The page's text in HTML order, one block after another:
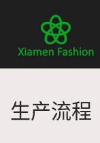
生产流程